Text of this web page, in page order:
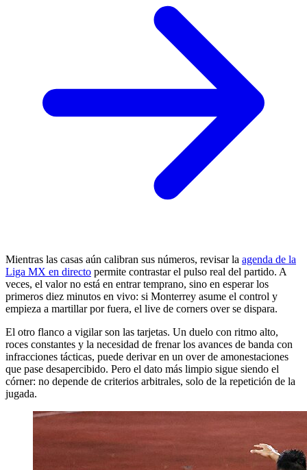
Mientras las casas aún calibran sus números, revisar la agenda de la
Liga MX en directo permite contrastar el pulso real del partido. A
veces, el valor no está en entrar temprano, sino en esperar los
primeros diez minutos en vivo: si Monterrey asume el control y
empieza a martillar por fuera, el live de corners over se dispara.
El otro flanco a vigilar son las tarjetas. Un duelo con ritmo alto,
roces constantes y la necesidad de frenar los avances de banda con
infracciones tácticas, puede derivar en un over de amonestaciones
que pase desapercibido. Pero el dato más limpio sigue siendo el
córner: no depende de criterios arbitrales, solo de la repetición de la
jugada.